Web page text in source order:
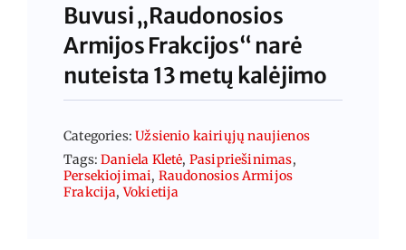
Buvusi „Raudonosios
Armijos Frakcijos“ narė
nuteista 13 metų kalėjimo
Categories:Užsienio kairiųjų naujienos
Tags:Daniela Kletė, Pasipriešinimas,
Persekiojimai, Raudonosios Armijos
Frakcija,Vokietija